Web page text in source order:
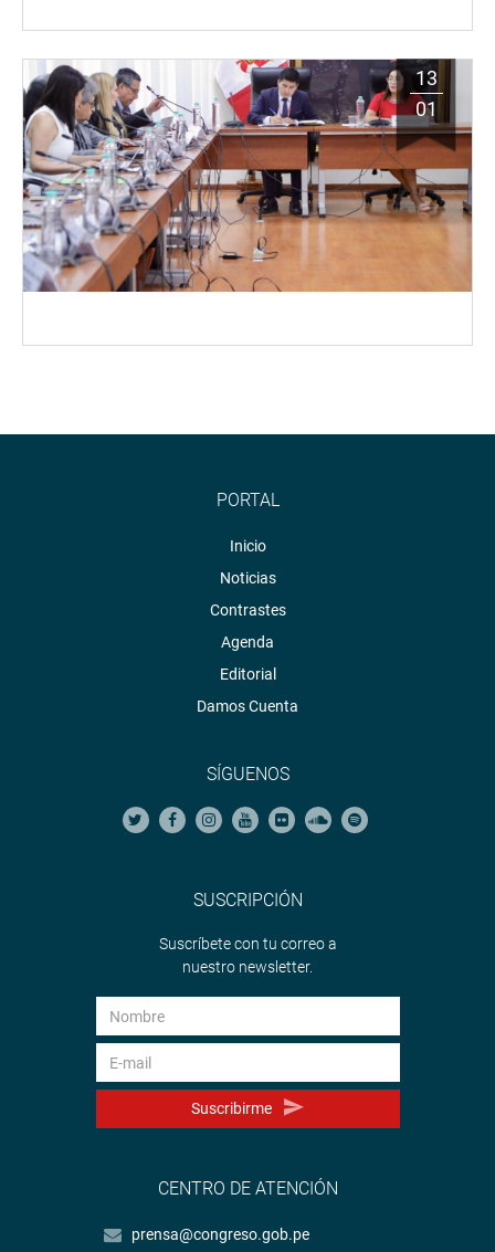
13
01
PORTAL
Inicio
Noticias
Contrastes
Agenda
Editorial
Damos Cuenta
SÍGUENOS
SUSCRIPCIÓN
Suscríbete con tu correo a
nuestro newsletter.
Suscribirme
CENTRO DE ATENCIÓN
prensa@congreso.gob.pe